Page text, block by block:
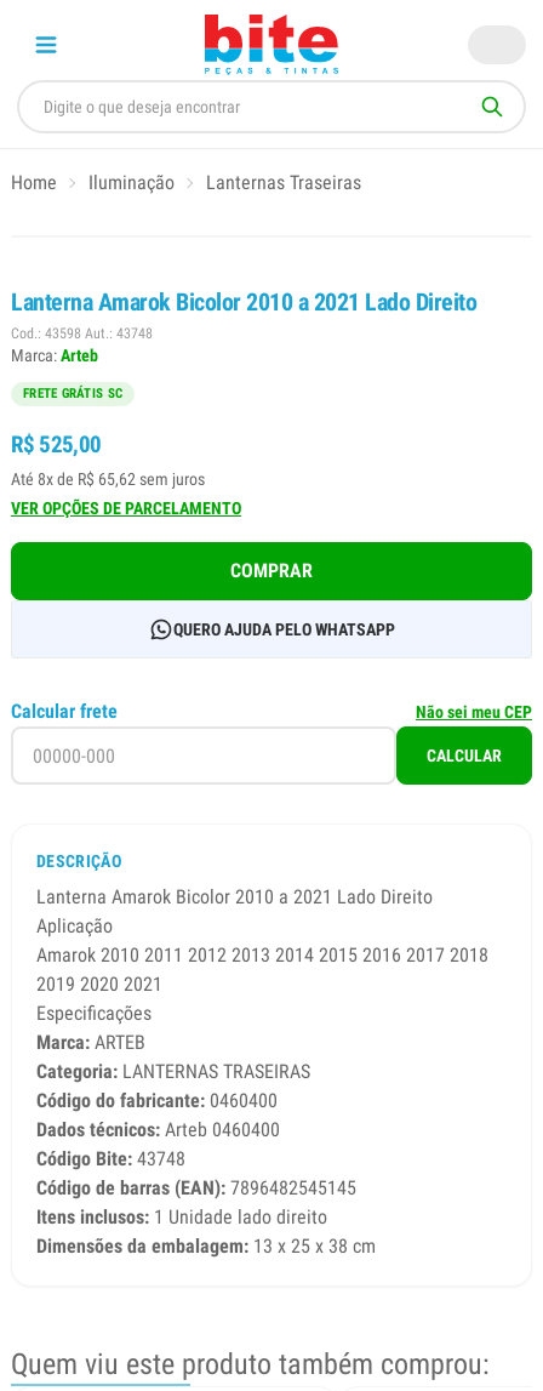
Home Iluminação Lanternas Traseiras
Lanterna Amarok Bicolor 2010 a 2021 Lado Direito
Cod.: 43598 Aut.: 43748
Marca:Arteb
FRETE GRÁTIS SC
R$ 525,00
Até 8x de R$ 65,62 sem juros
VER OPÇÕES DE PARCELAMENTO
COMPRAR
QUERO AJUDA PELO WHATSAPP
Calcular frete Não sei meu CEP
CALCULAR
DESCRIÇÃO
Lanterna Amarok Bicolor 2010 a 2021 Lado Direito
Aplicação
Amarok 2010 2011 2012 2013 2014 2015 2016 2017 2018
2019 2020 2021
Especificações
Marca: ARTEB
Categoria: LANTERNAS TRASEIRAS
Código do fabricante: 0460400
Dados técnicos: Arteb 0460400
Código Bite: 43748
Código de barras (EAN): 7896482545145
Itens inclusos: 1 Unidade lado direito
Dimensões da embalagem: 13 x 25 x 38 cm
Quem viu este produto também comprou: